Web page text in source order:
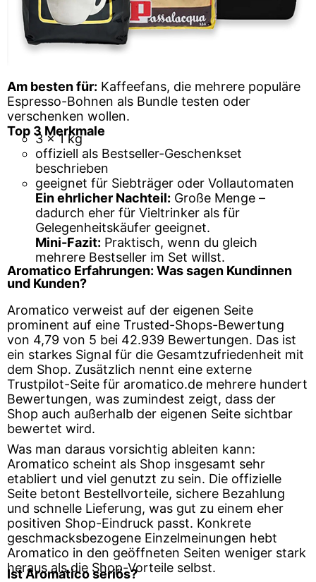
Am besten für: Kaffeefans, die mehrere populäre
Espresso-Bohnen als Bundle testen oder
verschenken wollen.
Top 3 Merkmale
3 x 1 kg
offiziell als Bestseller-Geschenkset
beschrieben
geeignet für Siebträger oder Vollautomaten
Ein ehrlicher Nachteil: Große Menge –
dadurch eher für Vieltrinker als für
Gelegenheitskäufer geeignet.
Mini-Fazit: Praktisch, wenn du gleich
mehrere Bestseller im Set willst.
Aromatico Erfahrungen: Was sagen Kundinnen
und Kunden?
Aromatico verweist auf der eigenen Seite
prominent auf eine Trusted-Shops-Bewertung
von 4,79 von 5 bei 42.939 Bewertungen. Das ist
ein starkes Signal für die Gesamtzufriedenheit mit
dem Shop. Zusätzlich nennt eine externe
Trustpilot-Seite für aromatico.de mehrere hundert
Bewertungen, was zumindest zeigt, dass der
Shop auch außerhalb der eigenen Seite sichtbar
bewertet wird.
Was man daraus vorsichtig ableiten kann:
Aromatico scheint als Shop insgesamt sehr
etabliert und viel genutzt zu sein. Die offizielle
Seite betont Bestellvorteile, sichere Bezahlung
und schnelle Lieferung, was gut zu einem eher
positiven Shop-Eindruck passt. Konkrete
geschmacksbezogene Einzelmeinungen hebt
Aromatico in den geöffneten Seiten weniger stark
heraus als die Shop-Vorteile selbst.
Ist Aromatico seriös?